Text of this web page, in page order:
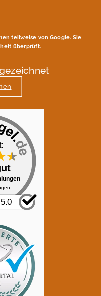
teilweise von Google. Sie
überprüft.